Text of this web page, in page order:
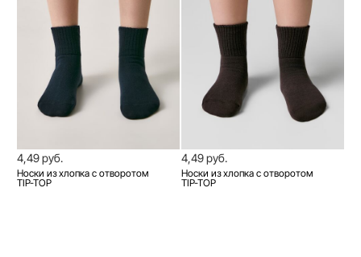
4,49 руб.
Носки из хлопка с отворотом
TIP-TOP
4,49 руб.
Носки из хлопка с отворотом
TIP-TOP